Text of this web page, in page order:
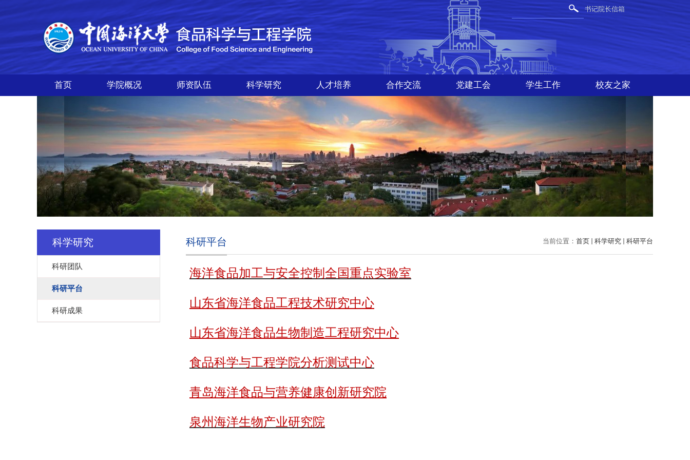
书记院长信箱
首页 学院概况 师资队伍 科学研究 人才培养 合作交流 党建工会 学生工作 校友之家
科学研究
科研团队
科研平台
科研成果
当前位置： 首页 科学研究 科研平台
科研平台
海洋食品加工与安全控制全国重点实验室
山东省海洋食品工程技术研究中心
山东省海洋食品生物制造工程研究中心
食品科学与工程学院分析测试中心
青岛海洋食品与营养健康创新研究院
泉州海洋生物产业研究院